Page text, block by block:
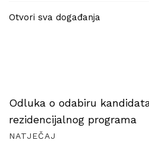
Otvori sva događanja
Odluka o odabiru
rezidencijalnog programa
NATJEČAJ